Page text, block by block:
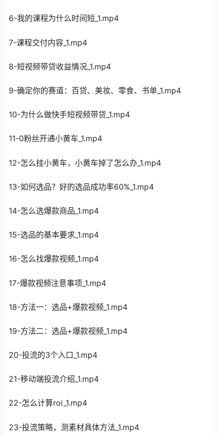
6-我的课程为什么时间短_1.mp4
7-课程交付内容_1.mp4
8-短视频带贷收益情况_1.mp4
9-确定你的赛道：百贷、美妆、零食、书单_1.mp4
10-为什么做快手短视频带贷_1.mp4
11-0粉丝开通小黄车_1.mp4
12-怎么挂小黄车，小黄车掉了怎么办_1.mp4
13-如何选品？好的选品成功率60%_1.mp4
14-怎么选爆款商品_1.mp4
15-选品的基本要求_1.mp4
16-怎么找爆款视频_1.mp4
17-爆款视频注意事项_1.mp4
18-方法一：选品+爆款视频_1.mp4
19-方法二：选品+爆款视频_1.mp4
20-投流的3个入口_1.mp4
21-移动端投流介绍_1.mp4
22-怎么计算roi_1.mp4
23-投流策略，测素材具体方法_1.mp4